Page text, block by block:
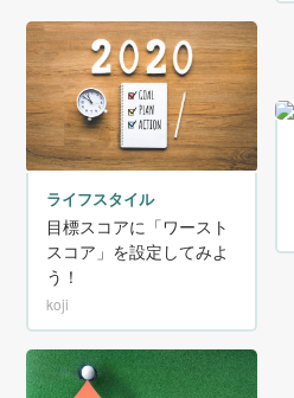
ライフスタイル
目標スコアに「ワースト
スコア」を設定してみよ
う！
koji